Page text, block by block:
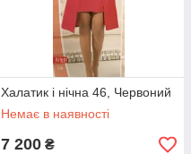
Халатик і нічна 46, Червоний
Немає в наявності
7 200 ₴